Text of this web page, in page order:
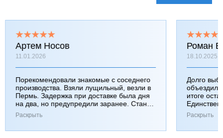
Артем Носов
11.01.2026
Порекомендовали знакомые с соседнего
производства. Взяли лущильный, везли в
Пермь. Задержка при доставке была дня
на два, но предупредили заранее. Станок
работает хорошо, к качеству вопросов нет.
Раскрыть
Роман
18.10.2025
Долго
итоге
Раскрыть